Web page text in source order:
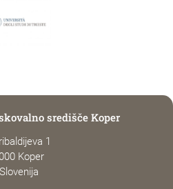
središče Koper
1
Koper
Slovenija